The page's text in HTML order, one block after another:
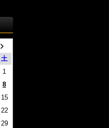
土
1
8
15
22
29